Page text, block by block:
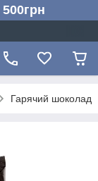
500грн
Гарячий шоколад